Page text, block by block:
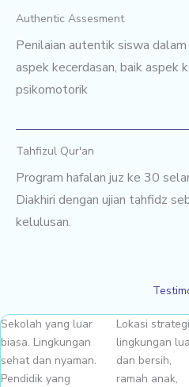
Authentic Assesment
Penilaian autentik siswa
aspek kecerdasan, baik aspek
psikomotorik
Tahfizul Qur'an
Program hafalan juz ke 30
Diakhiri dengan ujian tahfidz
kelulusan.
Sekolah yang luar
biasa. Lingkungan
sehat dan nyaman.
Pendidik yang
Lokasi
lingkungan
dan bersih,
ramah anak,